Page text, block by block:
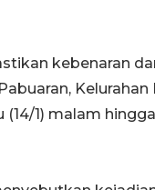
kebenaran
1) malam hingga